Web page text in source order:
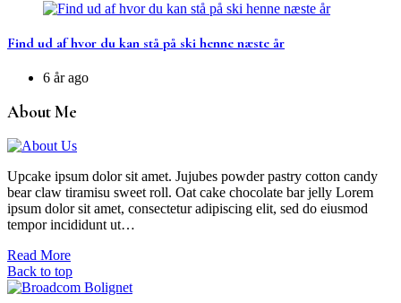
Find ud af hvor du kan stå på ski henne næste år
6 år ago
About Me
Upcake ipsum dolor sit amet. Jujubes powder pastry cotton candy
bear claw tiramisu sweet roll. Oat cake chocolate bar jelly Lorem
ipsum dolor sit amet, consectetur adipiscing elit, sed do eiusmod
tempor incididunt ut…
Read More
Back to top